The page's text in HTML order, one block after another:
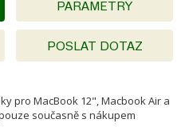
PARAMETRY
POSLAT DOTAZ
pro MacBook 12", Macbook Air a
současně s nákupem